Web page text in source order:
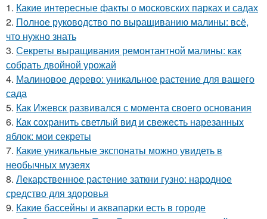
1. Какие интересные факты о московских парках и садах
2. Полное руководство по выращиванию малины: всё,
что нужно знать
3. Секреты выращивания ремонтантной малины: как
собрать двойной урожай
4. Малиновое дерево: уникальное растение для вашего
сада
5. Как Ижевск развивался с момента своего основания
6. Как сохранить светлый вид и свежесть нарезанных
яблок: мои секреты
7. Какие уникальные экспонаты можно увидеть в
необычных музеях
8. Лекарственное растение заткни гузно: народное
средство для здоровья
9. Какие бассейны и аквапарки есть в городе